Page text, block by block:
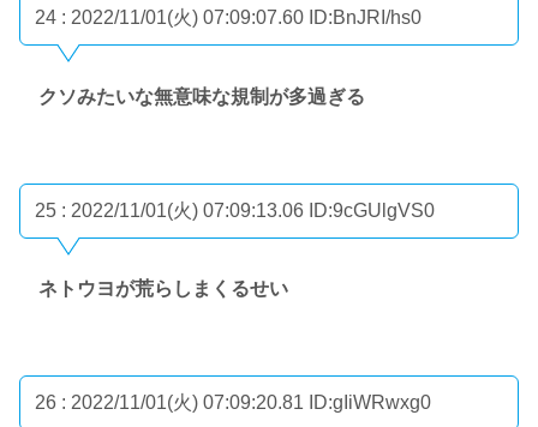
24 : 2022/11/01(火) 07:09:07.60 ID:BnJRI/hs0
クソみたいな無意味な規制が多過ぎる
25 : 2022/11/01(火) 07:09:13.06 ID:9cGUlgVS0
ネトウヨが荒らしまくるせい
26 : 2022/11/01(火) 07:09:20.81 ID:gIiWRwxg0